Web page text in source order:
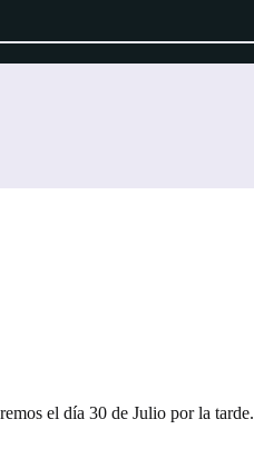
el día 30 de Julio por la tarde.